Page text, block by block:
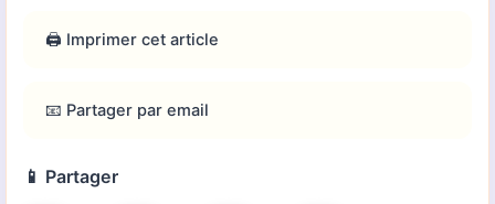
🖨️ Imprimer cet article
📧 Partager par email
📱 Partager